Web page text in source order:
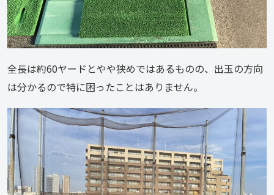
全長は約60ヤードとやや狭めではあるものの、出玉の方向
は分かるので特に困ったことはありません。